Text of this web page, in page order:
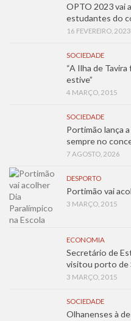
OPTO 2023 vai
estudantes do
16 FEVEREIRO, 2023
SOCIEDADE
“A Ilha de
estive”
4 MARÇO, 2015
SOCIEDADE
Portimão lança
sempre no
7 AGOSTO, 2026
DESPORTO
Portimão vai
3 MARÇO, 2015
ECONOMIA
Secretário de
visitou porto de
3 MARÇO, 2015
SOCIEDADE
Olhanenses à